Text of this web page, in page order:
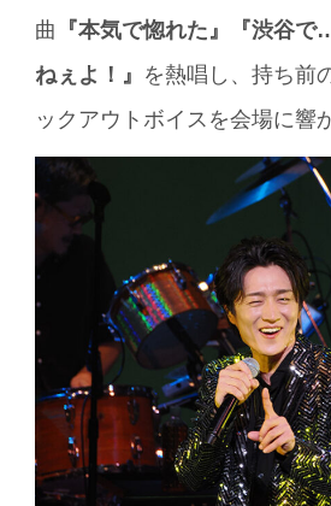
曲
『本気で惚れた』『渋谷
ねぇよ！』 を熱唱し、持ち前
ックアウトボイスを会場に響